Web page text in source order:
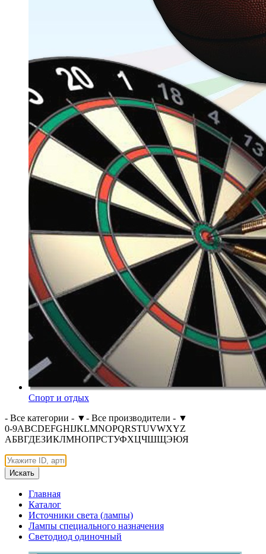
Спорт и отдых
- Все категории - ▼- Все производители - ▼
0-9ABCDEFGHIJKLMNOPQRSTUVWXYZ
АБВГДЕЗИКЛМНОПРСТУФХЦЧШЩЭЮЯ
Искать
Главная
Каталог
Источники света (лампы)
Лампы специального назначения
Светодиод одиночный